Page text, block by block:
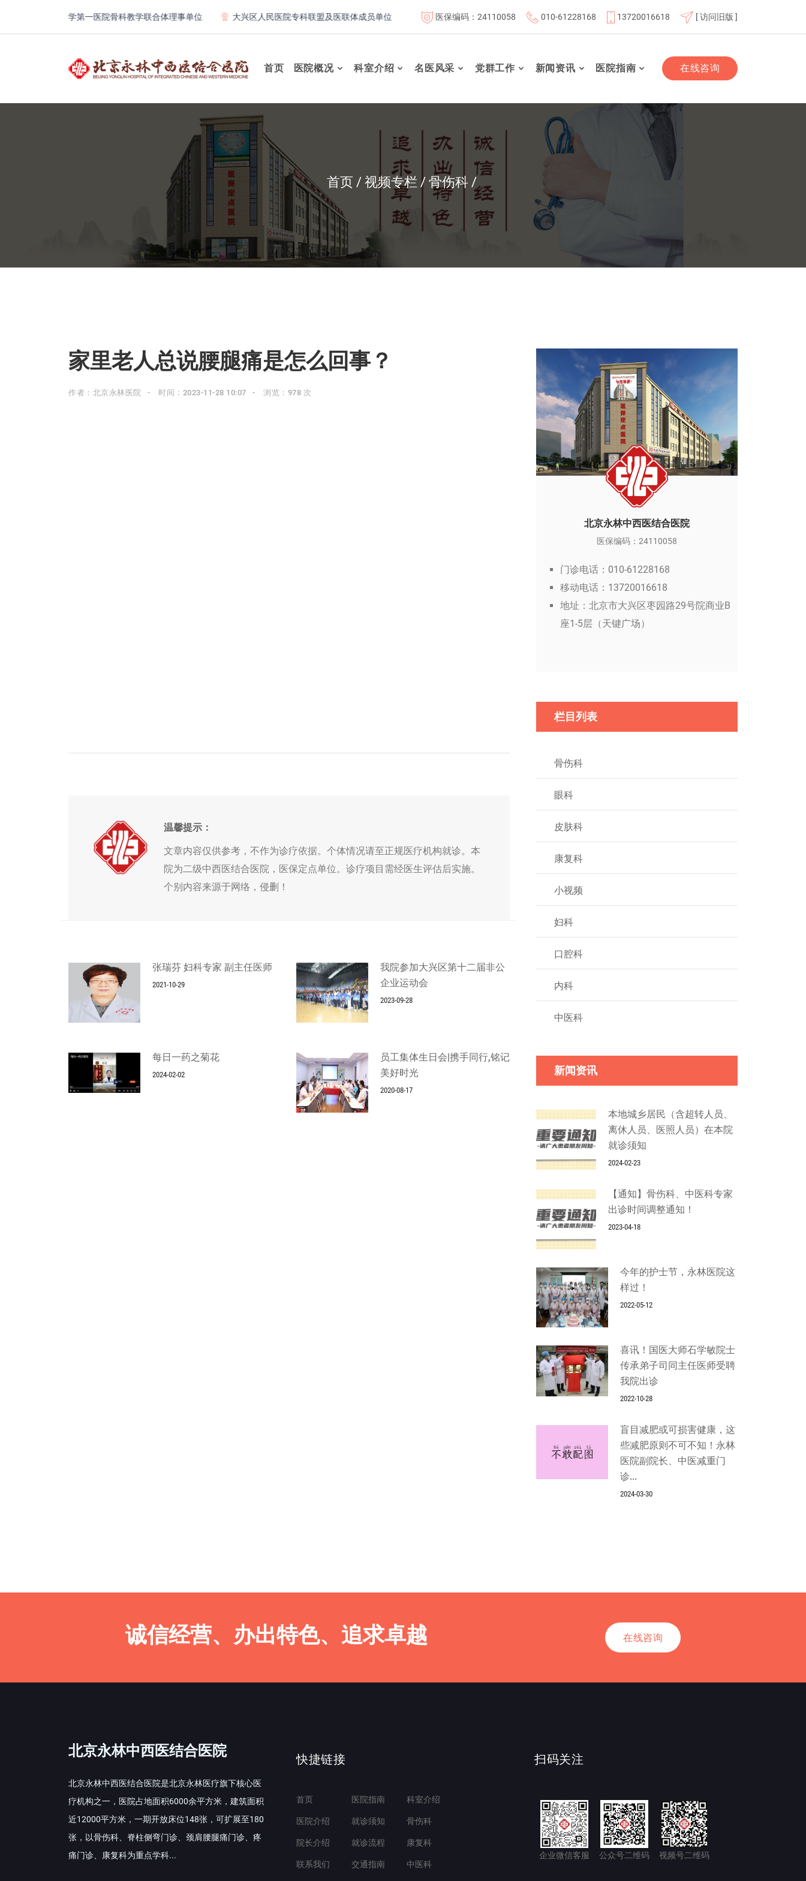
北京大学第一医院骨科教学联合体理事单位 大兴区人民医院专科联盟及医联体成员单位 首都医科大学附属北京康复医院联体成员单位 北京航天总医院联体成员单位
医保编码：24110058 010-61228168 13720016618 [ 访问旧版 ]
首页 医院概况 科室介绍 名医风采 党群工作 新闻资讯 医院指南 在线咨询
首页 视频专栏 骨伤科
家里老人总说腰腿痛是怎么回事？
作者：北京永林医院 时间：2023-11-28 10:07 浏览：978 次
温馨提示：
文章内容仅供参考，不作为诊疗依据。个体情况请至正规医疗机构就诊。本
院为二级中西医结合医院，医保定点单位。诊疗项目需经医生评估后实施。
个别内容来源于网络，侵删！
张瑞芬 妇科专家 副主任医师
2021-10-29
我院参加大兴区第十二届非公
企业运动会
2023-09-28
每日一药之菊花
2024-02-02
员工集体生日会|携手同行,铭记
美好时光
2020-08-17
北京永林中西医结合医院
医保编码：24110058
门诊电话：010-61228168
移动电话：13720016618
地址：北京市大兴区枣园路29号院商业B
座1-5层（天键广场）
栏目列表
骨伤科
眼科
皮肤科
康复科
小视频
妇科
口腔科
内科
中医科
新闻资讯
本地城乡居民（含超转人员、
离休人员、医照人员）在本院
就诊须知
2024-02-23
【通知】骨伤科、中医科专家
出诊时间调整通知！
2023-04-18
今年的护士节，永林医院这
样过！
2022-05-12
喜讯！国医大师石学敏院士
传承弟子司同主任医师受聘
我院出诊
2022-10-28
盲目减肥或可损害健康，这
些减肥原则不可不知！永林
医院副院长、中医减重门
诊...
2024-03-30
诚信经营、办出特色、追求卓越 在线咨询
北京永林中西医结合医院
北京永林中西医结合医院是北京永林医疗旗下核心医
疗机构之一，医院占地面积6000余平方米，建筑面积
近12000平方米，一期开放床位148张，可扩展至180
张，以骨伤科、脊柱侧弯门诊、颈肩腰腿痛门诊、疼
痛门诊、康复科为重点学科...
快捷链接
首页
医院介绍
院长介绍
联系我们
医院指南
就诊须知
就诊流程
交通指南
科室介绍
骨伤科
康复科
中医科
扫码关注
企业微信客服 公众号二维码 视频号二维码